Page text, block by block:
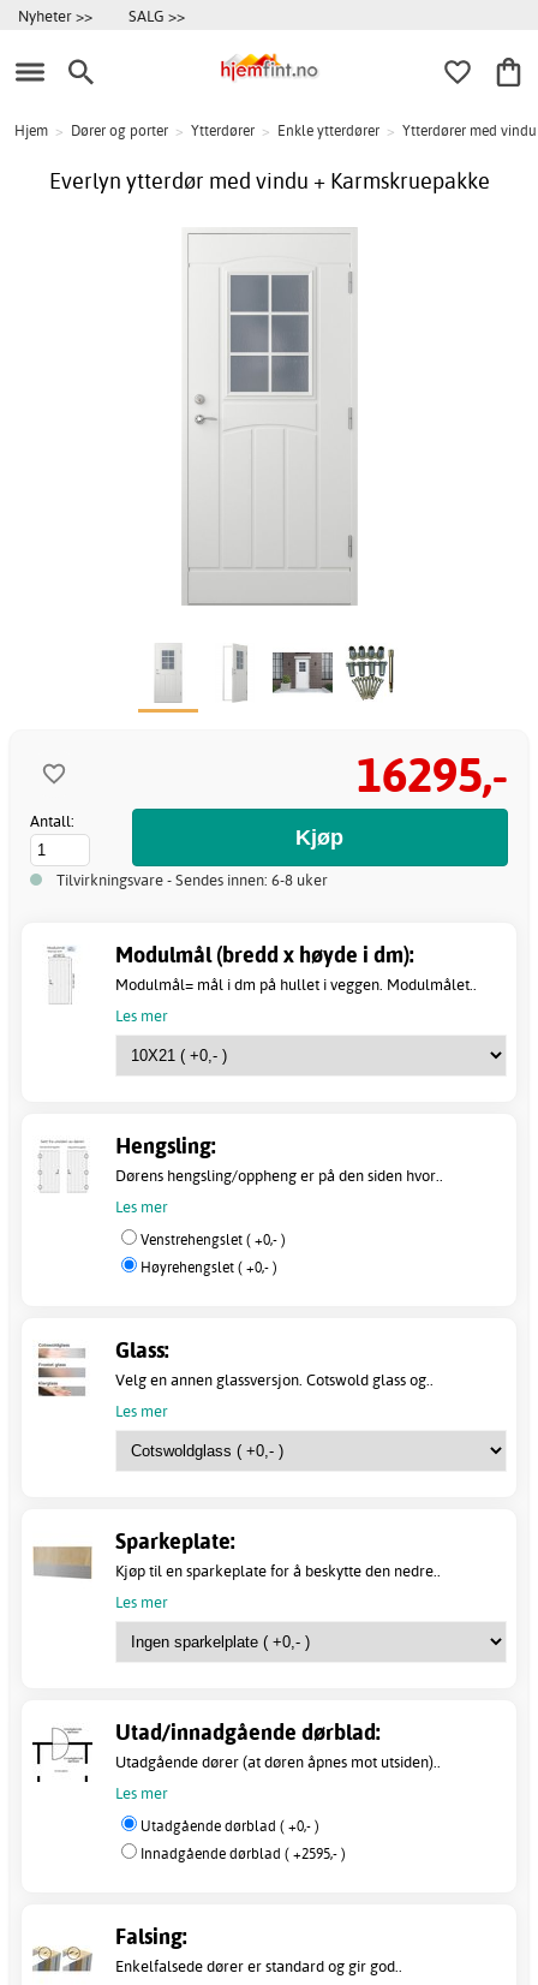
Nyheter >> SALG >>
Hjem > Dører og porter > Ytterdører > Enkle ytterdører > Ytterdører med vindu
Everlyn ytterdør med vindu + Karmskruepakke
16295,-
Antall:
Tilvirkningsvare - Sendes innen: 6-8 uker
Modulmål (bredd x høyde i dm):
Modulmål= mål i dm på hullet i veggen. Modulmålet..
Les mer
Hengsling:
Dørens hengsling/oppheng er på den siden hvor..
Les mer
Venstrehengslet ( +0,- )
Høyrehengslet ( +0,- )
Glass:
Velg en annen glassversjon. Cotswold glass og..
Les mer
Sparkeplate:
Kjøp til en sparkeplate for å beskytte den nedre..
Les mer
Utad/innadgående dørblad:
Utadgående dører (at døren åpnes mot utsiden)..
Les mer
Utadgående dørblad ( +0,- )
Innadgående dørblad ( +2595,- )
Falsing:
Enkelfalsede dører er standard og gir god..